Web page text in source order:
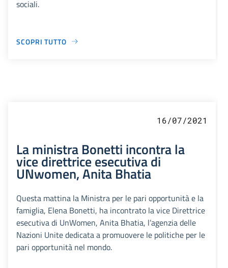
sociali.
SCOPRI TUTTO
16/07/2021
La ministra Bonetti incontra la
vice direttrice esecutiva di
UNwomen, Anita Bhatia
Questa mattina la Ministra per le pari opportunità e la
famiglia, Elena Bonetti, ha incontrato la vice Direttrice
esecutiva di UnWomen, Anita Bhatia, l’agenzia delle
Nazioni Unite dedicata a promuovere le politiche per le
pari opportunità nel mondo.